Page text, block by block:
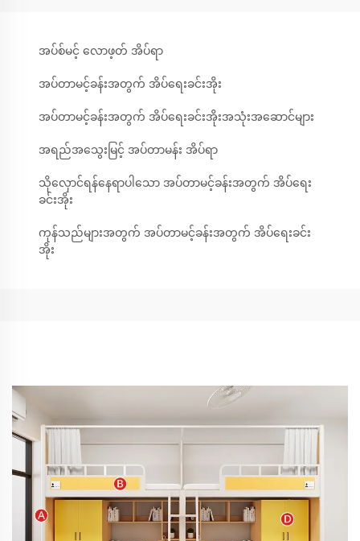
အပ်စ်မင့် လောဖ့တ် အိပ်ရာ
အပ်တာမင့်ခန်းအတွက် အိပ်ရေးခင်းအိုး
အပ်တာမင့်ခန်းအတွက် အိပ်ရေးခင်းအိုးအသုံးအဆောင်များ
အရည်အသွေးမြင့် အပ်တာမန်း အိပ်ရာ
သိုလှောင်ရန်နေရာပါသော အပ်တာမင့်ခန်းအတွက် အိပ်ရေး
ခင်းအိုး
ကုန်သည်များအတွက် အပ်တာမင့်ခန်းအတွက် အိပ်ရေးခင်း
အိုး